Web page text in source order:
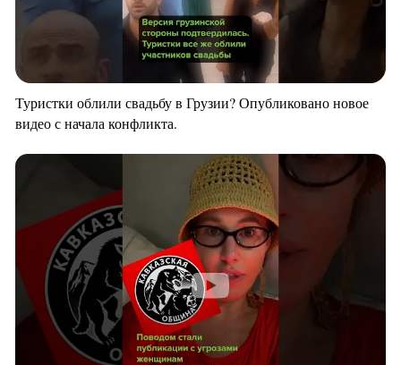
Туристки облили свадьбу в Грузии? Опубликовано новое
видео с начала конфликта.